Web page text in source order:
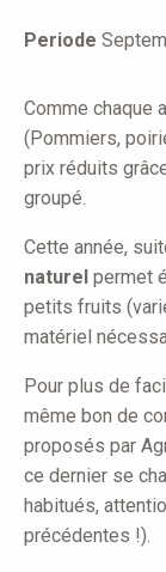
Periode
Comme chaque
(Pommiers,
prix réduits
groupé.
Cette année,
naturel permet
petits fruits
matériel
Pour plus de
même bon de
proposés par
ce dernier se
habitués,
précédentes !).